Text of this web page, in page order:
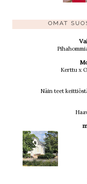
OMAT
Kerttu x
Näin teet